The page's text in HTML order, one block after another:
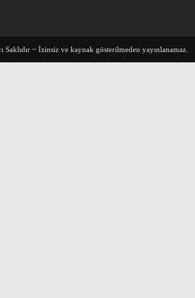
Saklıdır ~ İzinsiz ve kaynak gösterilmeden yayınlanamaz.